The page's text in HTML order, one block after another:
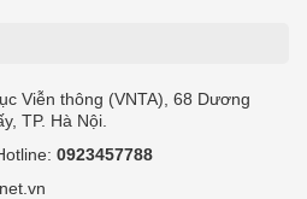
Viễn thông (VNTA), 68 Dương
TP. Hà Nội.
0923457788